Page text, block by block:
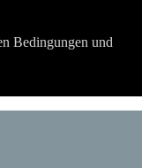
Bedingungen und